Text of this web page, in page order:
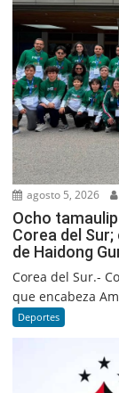
agosto 5, 2026
Ocho
Corea del
de Haidong
Corea del Sur.-
que encabeza
Deportes